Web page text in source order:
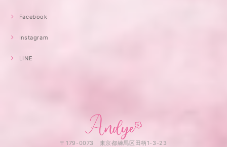
Facebook
Instagram
LINE
〒179-0073 東京都練馬区田柄1-3-23